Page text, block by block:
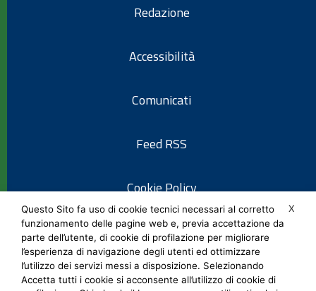
Redazione
Accessibilità
Comunicati
Feed RSS
Cookie Policy
Informativa privacy
Note legali
X
Questo Sito fa uso di cookie tecnici necessari al corretto
funzionamento delle pagine web e, previa accettazione da
parte dell’utente, di cookie di profilazione per migliorare
l’esperienza di navigazione degli utenti ed ottimizzare
l’utilizzo dei servizi messi a disposizione. Selezionando
Accetta tutti i cookie si acconsente all’utilizzo di cookie di